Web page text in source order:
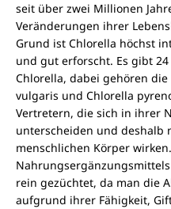
seit über zwei Millionen
Veränderungen ihrer
Grund ist Chlorella höchst
und gut erforscht. Es gibt
Chlorella, dabei gehören
vulgaris und Chlorella
Vertretern, die sich in ihrer
unterscheiden und deshalb
menschlichen Körper
rein gezüchtet, da man die
aufgrund ihrer Fähigkeit,